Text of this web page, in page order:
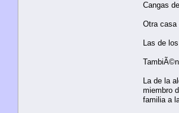
Cangas
Otra casa
Las de
La de la
miembro
familia a